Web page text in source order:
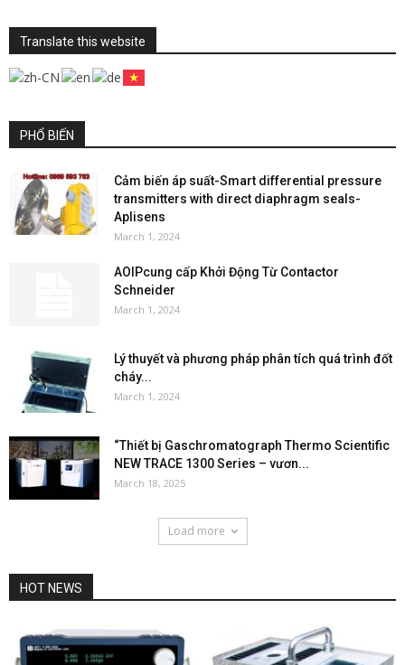
Translate this website
PHỔ BIẾN
Cảm biến áp suất-Smart differential pressure
transmitters with direct diaphragm seals-
Aplisens
March 1, 2024
AOIPcung cấp Khởi Động Từ Contactor
Schneider
March 1, 2024
Lý thuyết và phương pháp phân tích quá trình đốt
cháy...
March 1, 2024
“Thiết bị Gaschromatograph Thermo Scientific
NEW TRACE 1300 Series – vươn...
March 18, 2025
Load more
HOT NEWS